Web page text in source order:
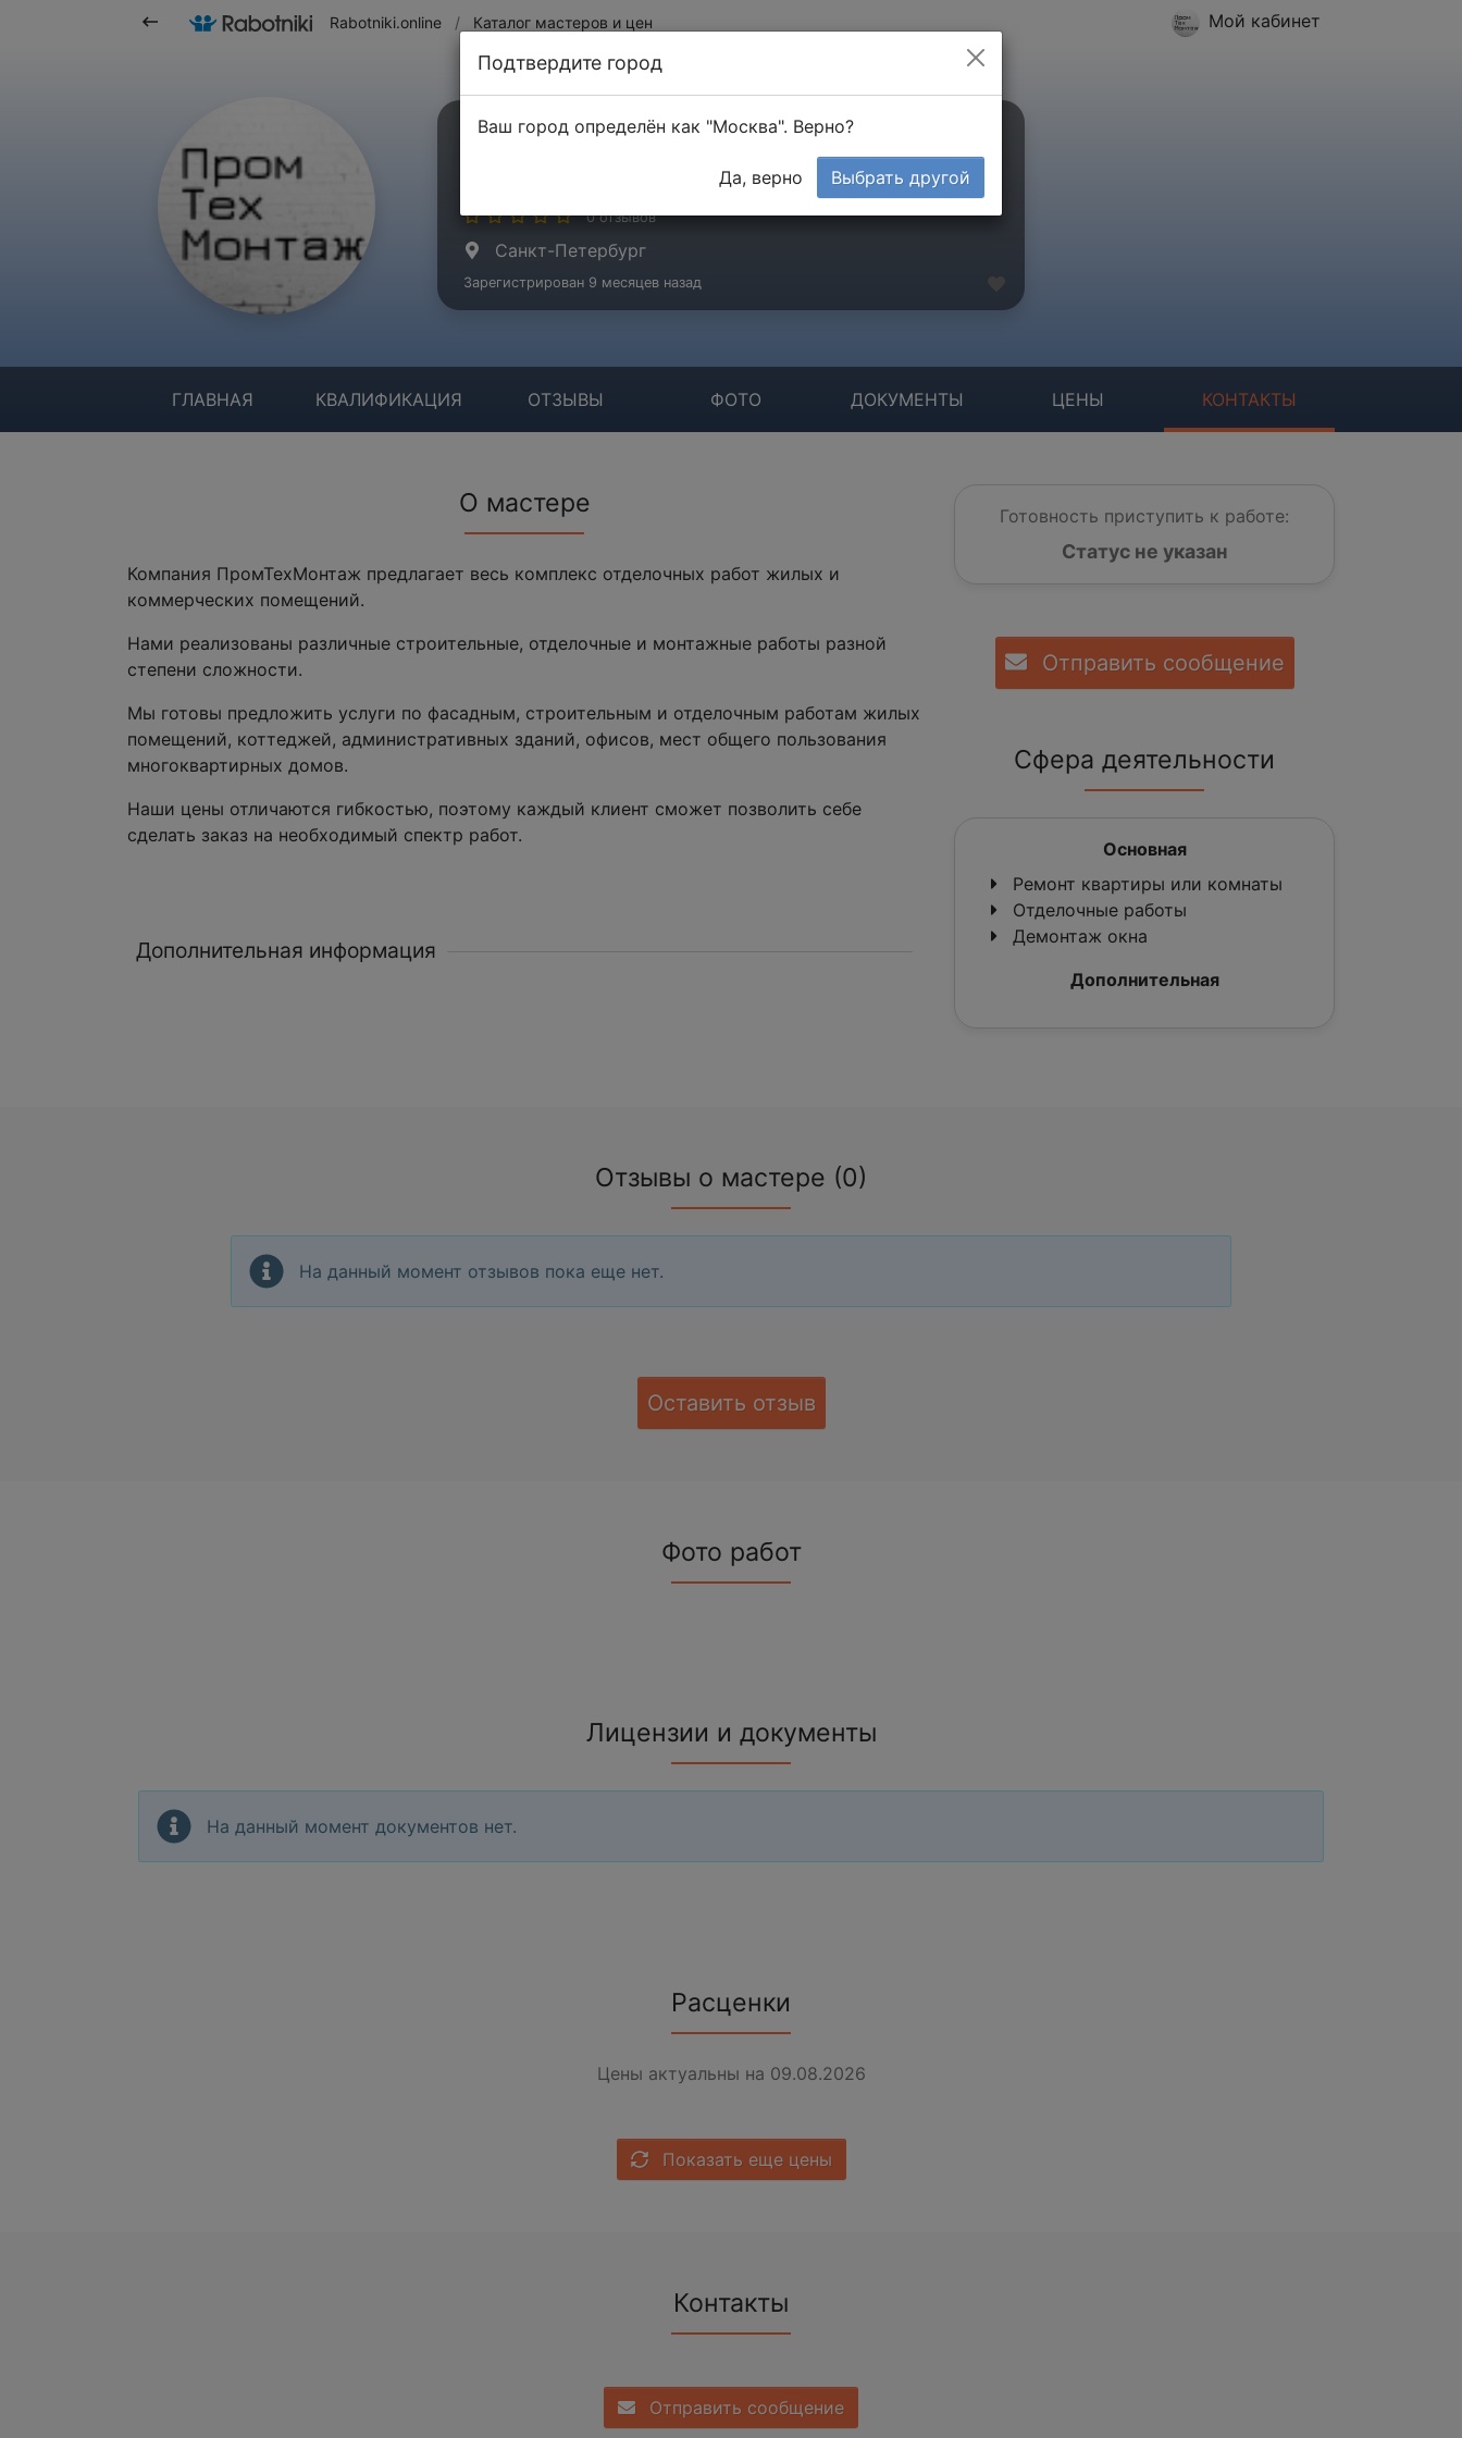
Rabotniki.online / Каталог мастеров и цен Мой кабинет
ПромТехМонтаж
0 отзывов
Санкт-Петербург
Зарегистрирован 9 месяцев назад
ГЛАВНАЯ КВАЛИФИКАЦИЯ ОТЗЫВЫ ФОТО ДОКУМЕНТЫ ЦЕНЫ КОНТАКТЫ
О мастере
Компания ПромТехМонтаж предлагает весь комплекс отделочных работ жилых и
коммерческих помещений.
Нами реализованы различные строительные, отделочные и монтажные работы разной
степени сложности.
Мы готовы предложить услуги по фасадным, строительным и отделочным работам жилых
помещений, коттеджей, административных зданий, офисов, мест общего пользования
многоквартирных домов.
Наши цены отличаются гибкостью, поэтому каждый клиент сможет позволить себе
сделать заказ на необходимый спектр работ.
Дополнительная информация
Готовность приступить к работе:
Статус не указан
Отправить сообщение
Сфера деятельности
Основная
Ремонт квартиры или комнаты
Отделочные работы
Демонтаж окна
Дополнительная
Отзывы о мастере (0)
На данный момент отзывов пока еще нет.
Оставить отзыв
Фото работ
Лицензии и документы
На данный момент документов нет.
Расценки
Цены актуальны на 09.08.2026
Показать еще цены
Контакты
Отправить сообщение
Подтвердите город
Ваш город определён как "Москва". Верно?
Да, верно Выбрать другой